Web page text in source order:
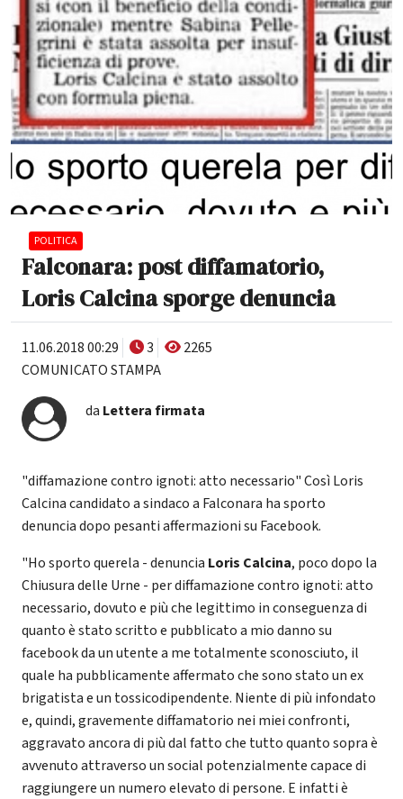
POLITICA
Falconara: post diffamatorio,
Loris Calcina sporge denuncia
11.06.2018 00:29 3
2265
COMUNICATO STAMPA
da Lettera firmata
"diffamazione contro ignoti: atto necessario" Così Loris
Calcina candidato a sindaco a Falconara ha sporto
denuncia dopo pesanti affermazioni su Facebook.
"Ho sporto querela - denuncia Loris Calcina, poco dopo la
Chiusura delle Urne - per diffamazione contro ignoti: atto
necessario, dovuto e più che legittimo in conseguenza di
quanto è stato scritto e pubblicato a mio danno su
facebook da un utente a me totalmente sconosciuto, il
quale ha pubblicamente affermato che sono stato un ex
brigatista e un tossicodipendente. Niente di più infondato
e, quindi, gravemente diffamatorio nei miei confronti,
aggravato ancora di più dal fatto che tutto quanto sopra è
avvenuto attraverso un social potenzialmente capace di
raggiungere un numero elevato di persone. E infatti è